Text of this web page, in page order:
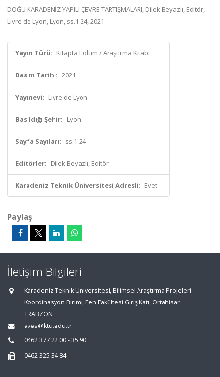
DOĞU KARADENİZ YAPILI ÇEVRE TARTIŞMALARI, Dilek Beyazlı, Editör,
Livre de Lyon, Lyon, ss.1-24, 2021
Yayın Türü: Kitapta Bölüm / Araştırma Kitabı
Basım Tarihi: 2021
Yayınevi: Livre de Lyon
Basıldığı Şehir: Lyon
Sayfa Sayıları: ss.1-24
Editörler: Dilek Beyazlı, Editör
Karadeniz Teknik Üniversitesi Adresli: Evet
Paylaş
İletişim Bilgileri
Karadeniz Teknik Üniversitesi, Bilimsel Araştırma Projeleri
Koordinasyon Birimi, Fen Fakültesi Giriş Katı, Ortahisar
TRABZON
aves@ktu.edu.tr
0462 377 22 00 - 35 90
0462 325 34 84